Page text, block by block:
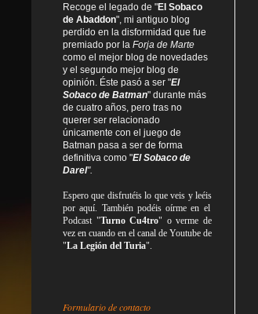
Recoge el legado de "El Sobaco
de Abaddon", mi antiguo blog
perdido en la disformidad que fue
premiado por la Forja de Marte
como el mejor blog de novedades
y el segundo mejor blog de
opinión. Éste pasó a ser "El
Sobaco de Batman" durante más
de cuatro años, pero tras no
querer ser relacionado
únicamente con el juego de
Batman pasa a ser de forma
definitiva como "El Sobaco de
Darel".
Espero que disfrutéis lo queveis yleéis
por aquí. También podéis oírme en el
Podcast "Turno Cu4tro" o verme de
vez en cuando en el canal de Youtube de
"La Legión del Turia".
Formulario de contacto